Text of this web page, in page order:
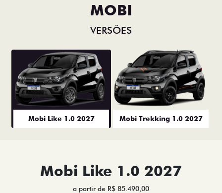
MOBI
VERSÕES
Mobi Like 1.0 2027 Mobi Trekking 1.0 2027
Mobi Like 1.0 2027
a partir de R$ 85.490,00